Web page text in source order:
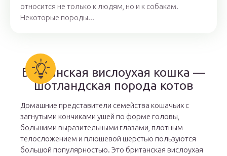
относится не только к людям, но и к собакам.
Некоторые породы...
Британская вислоухая кошка —
шотландская порода котов
Домашние представители семейства кошачьих с
загнутыми кончиками ушей по форме головы,
большими выразительными глазами, плотным
телосложением и плюшевой шерстью пользуются
большой популярностью. Это британская вислоухая